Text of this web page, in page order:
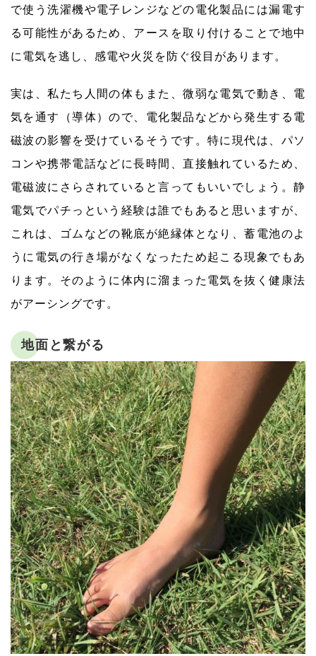
で使う洗濯機や電子レンジなどの電化製品には漏電す
る可能性があるため、アースを取り付けることで地中
に電気を逃し、感電や火災を防ぐ役目があります。
実は、私たち人間の体もまた、微弱な電気で動き、電
気を通す（導体）ので、電化製品などから発生する電
磁波の影響を受けているそうです。特に現代は、パソ
コンや携帯電話などに長時間、直接触れているため、
電磁波にさらされていると言ってもいいでしょう。静
電気でパチっという経験は誰でもあると思いますが、
これは、ゴムなどの靴底が絶縁体となり、蓄電池のよ
うに電気の行き場がなくなったため起こる現象でもあ
ります。そのように体内に溜まった電気を抜く健康法
がアーシングです。
地面と繋がる